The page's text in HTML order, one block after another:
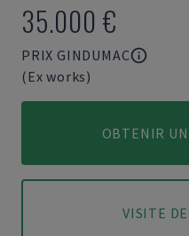
35.000 €
PRIX GINDUMAC
(Ex works)
OBTENIR
VISITE